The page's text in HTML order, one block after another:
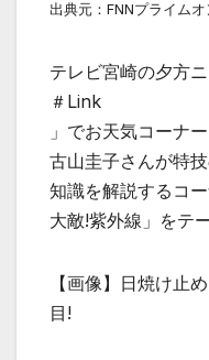
出典元：FNNプライム
テレビ宮崎の夕方
＃Link
」でお天気コーナ
古山圭子さんが特
知識を解説するコ
大敵!紫外線」をテ
【画像】日焼け止
目!